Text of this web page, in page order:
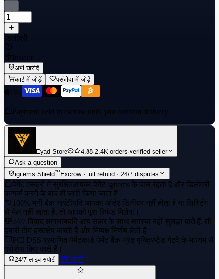
डिलीवरी
Instant
अभी खरीदें
कार्ट में जोड़ें
पसंदीदा में जोड़ें
Payment held in escrow until you confirm delivery
Eyad Store 4.88·2.4K orders·verified seller
Ask a question
igitems Shield™ Escrow · full refund · 24/7 disputes
पेमेंट एस्क्रो में सुरक्षितआपका पेमेंट igitems के पास रहता है और डिलीवरी
कन्फर्म करने के बाद ही जारी किया जाता है।
100% मनी-बैक गारंटीयदि आपका ऑर्डर डिलीवर नहीं होता है या लिस्टिंग
से मेल नहीं खाता है, तो आपको पूरा रिफंड मिलेगा।
24/7 विवाद समाधानयदि आप सेलर के साथ समस्या नहीं सुलझा पाते हैं, तो
हमारी टीम हस्तक्षेप करती है और निष्पक्ष निर्णय लेती है।
PCI DSS प्रमाणित पेमेंटकार्ड पेमेंट बैंक-ग्रेड एन्क्रिप्टेड गेटवे के माध्यम से
प्रोसेस किए जाते हैं।
24/7 लाइव सपोर्ट और जानें